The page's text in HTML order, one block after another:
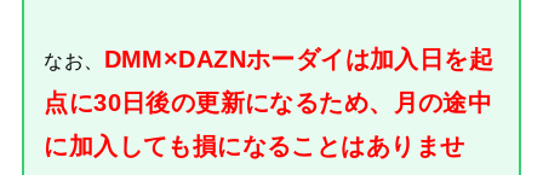
なお、 DMM×DAZNホーダイは加入日を起
点に30日後の更新になるため、月の途中
に加入しても損になることはありませ